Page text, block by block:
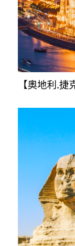
【金旅獎升
【奧地利.捷